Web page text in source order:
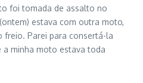
foi tomada de assalto no
estava com outra moto,
freio. Parei para consertá-la
a minha moto estava toda